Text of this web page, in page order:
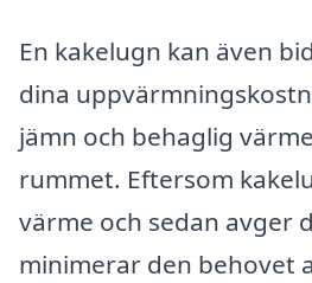
En kakelugn kan även
dina
jämn och behaglig
rummet. Eftersom
värme och sedan avger
minimerar den behovet